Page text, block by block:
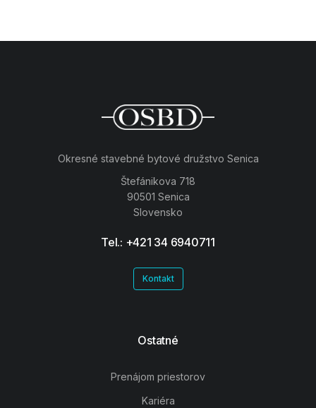
Okresné stavebné bytové družstvo Senica
Štefánikova 718
90501 Senica
Slovensko
Tel.: +421 34 6940711
Kontakt
Ostatné
Prenájom priestorov
Kariéra